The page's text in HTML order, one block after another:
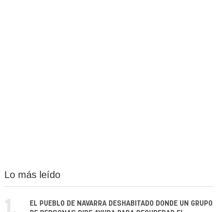
Lo más leído
EL PUEBLO DE NAVARRA DESHABITADO DONDE UN GRUPO